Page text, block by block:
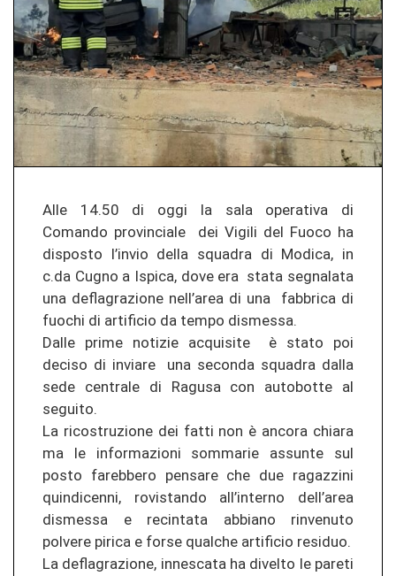
Alle 14.50 di oggi la sala operativa di
Comando provinciale dei Vigili del Fuoco ha
disposto l’invio della squadra di Modica, in
c.da Cugno a Ispica, dove era stata segnalata
una deflagrazione nell’area di una fabbrica di
fuochi di artificio da tempo dismessa.
Dalle prime notizie acquisite è stato poi
deciso di inviare una seconda squadra dalla
sede centrale di Ragusa con autobotte al
seguito.
La ricostruzione dei fatti non è ancora chiara
ma le informazioni sommarie assunte sul
posto farebbero pensare che due ragazzini
quindicenni, rovistando all’interno dell’area
dismessa e recintata abbiano rinvenuto
polvere pirica e forse qualche artificio residuo.
La deflagrazione, innescata ha divelto le pareti